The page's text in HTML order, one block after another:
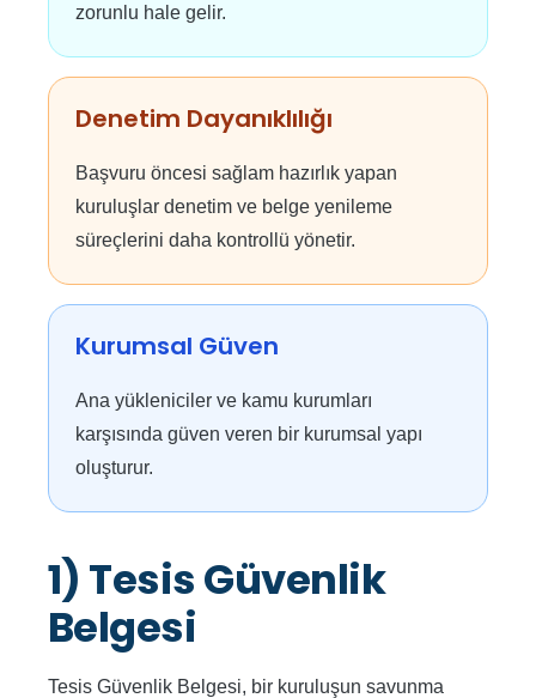
zorunlu hale gelir.
Denetim Dayanıklılığı
Başvuru öncesi sağlam hazırlık yapan
kuruluşlar denetim ve belge yenileme
süreçlerini daha kontrollü yönetir.
Kurumsal Güven
Ana yükleniciler ve kamu kurumları
karşısında güven veren bir kurumsal yapı
oluşturur.
1) Tesis Güvenlik
Belgesi
Tesis Güvenlik Belgesi, bir kuruluşun savunma